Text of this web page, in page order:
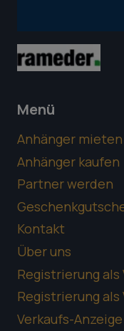
Menü
Anhänger mieten
Anhänger kaufen
Partner werden
Kontakt
Über uns
Registrierung
Registrierung als
Verkaufs-